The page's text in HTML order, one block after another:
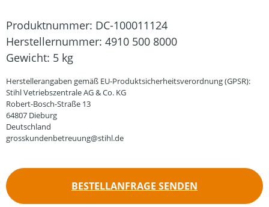
Produktnummer: DC-100011124
Herstellernummer: 4910 500 8000
Gewicht: 5 kg
Herstellerangaben gemäß EU-Produktsicherheitsverordnung (GPSR):
Stihl Vetriebszentrale AG & Co. KG
Robert-Bosch-Straße 13
64807 Dieburg
Deutschland
grosskundenbetreuung@stihl.de
BESTELLANFRAGE SENDEN